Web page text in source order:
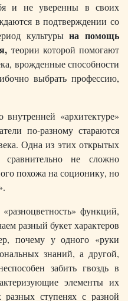
и не уверенны в своих
в подтверждении со
культурына помощь
теории которой помогают
врожденные способности
выбрать профессию,
«архитектуре»
по-разному стараются
Одна из этих открытых
не сложно
похожа на соционику, но
функций,
разный букет характеров
почему у одного «руки
знаний, а другой,
забить гвоздь в
элементы их
ступенях с разной